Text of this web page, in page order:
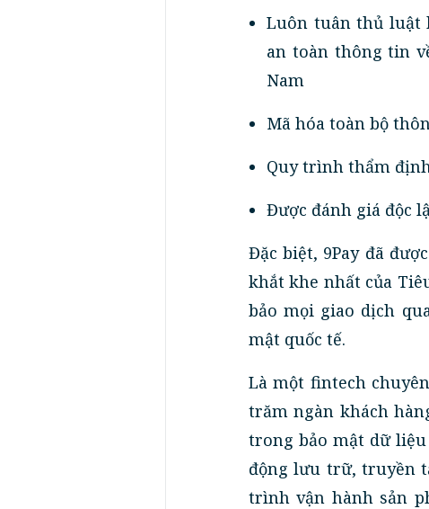
Luôn tuân thủ luật
an toàn thông tin
Nam
Mã hóa toàn bộ
Quy trình thẩm
Được đánh giá độc
Đặc biệt, 9Pay đã
khắt khe nhất của
bảo mọi giao dịch
mật quốc tế.
Là một fintech
trăm ngàn khách
trong bảo mật dữ liệu
động lưu trữ, truyền
trình vận hành sản